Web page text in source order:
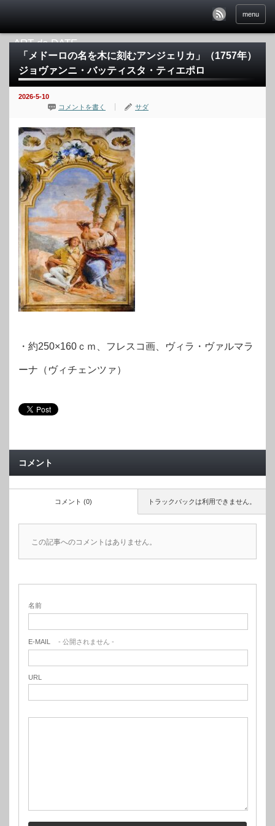
menu
「メドーロの名を木に刻むアンジェリカ」（1757年）
ジョヴァンニ・バッティスタ・ティエポロ
2026-5-10
コメントを書く
サダ
・約250×160ｃｍ、フレスコ画、ヴィラ・ヴァルマラ
ーナ（ヴィチェンツァ）
コメント
トラックバックは利用できません。
コメント (0)
この記事へのコメントはありません。
名前
E-MAIL - 公開されません -
URL